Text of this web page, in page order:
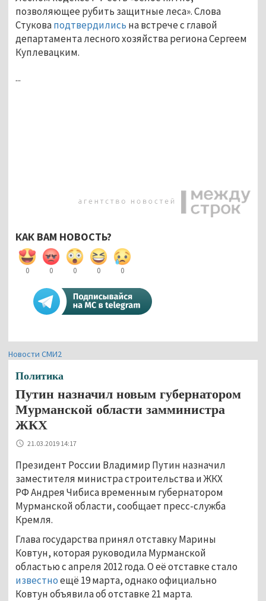
позволяющее рубить защитные леса». Слова
Стуковаподтвердились на встрече с главой
департамента лесного хозяйства региона Сергеем
Куплевацким.
...
КАК ВАМ НОВОСТЬ?
0 0 0 0 0
Новости СМИ2
Политика
Путин назначил новым губернатором
Мурманской области замминистра
ЖКХ
21.03.2019 14:17
Президент России Владимир Путин назначил
заместителя министра строительства и ЖКХ
РФ Андрея Чибиса временным губернатором
Мурманской области, сообщает пресс-служба
Кремля.
Глава государства принял отставку Марины
Ковтун, которая руководила Мурманской
областью с апреля 2012 года. О её отставке стало
известноещё 19 марта, однако официально
Ковтун объявила об отставке 21 марта.